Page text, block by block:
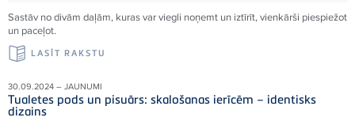
Sastāv no divām daļām, kuras var viegli noņemt un iztīrīt, vienkārši piespiežot
un paceļot.
LASĪT RAKSTU
30.09.2024 – JAUNUMI
Tualetes pods un pisuārs: skalošanas ierīcēm – identisks
dizains